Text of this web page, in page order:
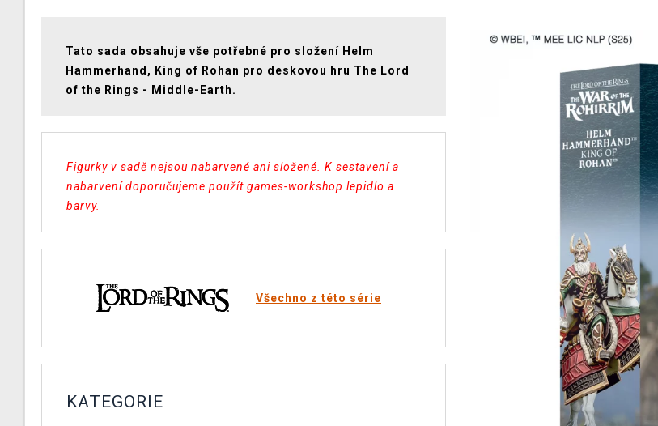
Tato sada obsahuje vše potřebné pro složení Helm
Hammerhand, King of Rohan pro deskovou hru The Lord
of the Rings - Middle-Earth.
Figurky v sadě nejsou nabarvené ani složené. K sestavení a
nabarvení doporučujeme použít games-workshop lepidlo a
barvy.
Všechno z této série
KATEGORIE